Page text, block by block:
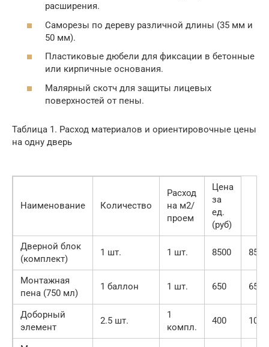
расширения.
Саморезы по дереву различной длины (35 мм и
50 мм).
Пластиковые дюбели для фиксации в бетонные
или кирпичные основания.
Малярный скотч для защиты лицевых
поверхностей от пены.
Таблица 1. Расход материалов и ориентировочные цены
на одну дверь
Наименование Количество
Расход
на м2/
проем
Цена
за
ед.
(руб)
Дверной блок
(комплект)
1 шт. 1 шт. 8500 8500
Монтажная
пена (750 мл)
1 баллон 1 шт. 650 650
Доборный
элемент
2.5 шт.
1
компл.
400 1000